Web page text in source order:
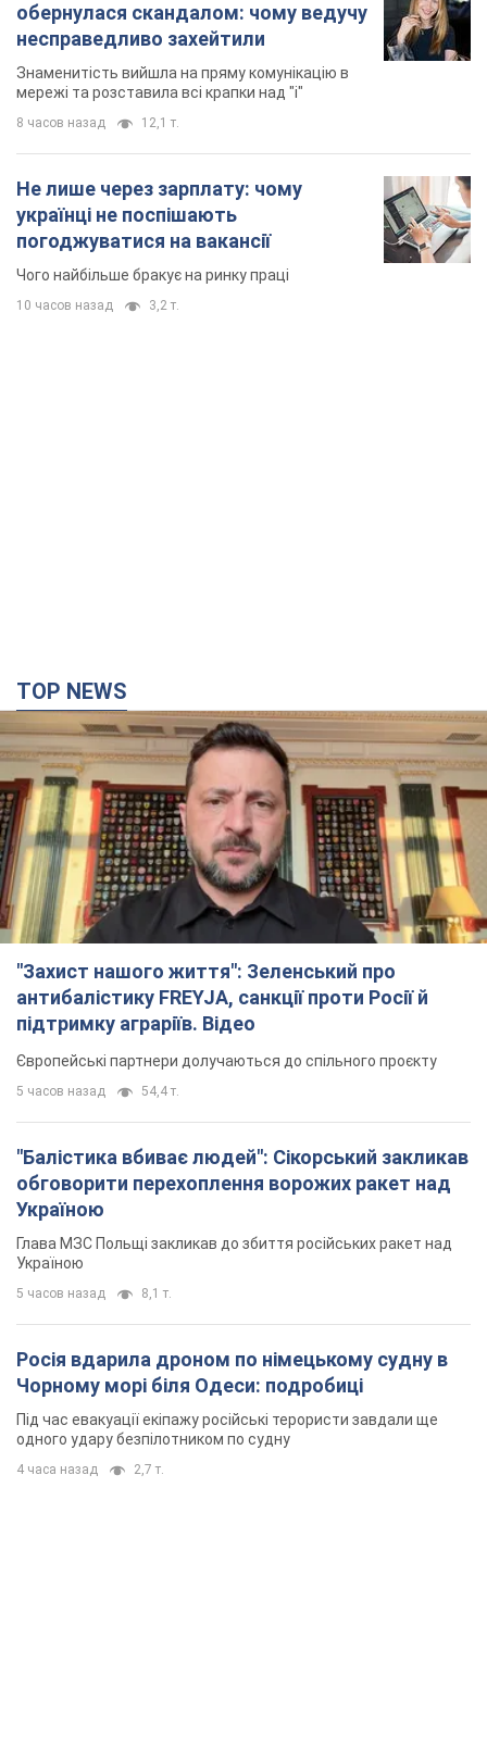
обернулася скандалом: чому ведучу
несправедливо захейтили
Знаменитість вийшла на пряму комунікацію в
мережі та розставила всі крапки над "і"
8 часов назад 12,1 т.
Не лише через зарплату: чому
українці не поспішають
погоджуватися на вакансії
Чого найбільше бракує на ринку праці
10 часов назад 3,2 т.
TOP NEWS
"Захист нашого життя": Зеленський про
антибалістику FREYJA, санкції проти Росії й
підтримку аграріїв. Відео
Європейські партнери долучаються до спільного проєкту
5 часов назад 54,4 т.
"Балістика вбиває людей": Сікорський закликав
обговорити перехоплення ворожих ракет над
Україною
Глава МЗС Польщі закликав до збиття російських ракет над
Україною
5 часов назад 8,1 т.
Росія вдарила дроном по німецькому судну в
Чорному морі біля Одеси: подробиці
Під час евакуації екіпажу російські терористи завдали ще
одного удару безпілотником по судну
4 часа назад 2,7 т.